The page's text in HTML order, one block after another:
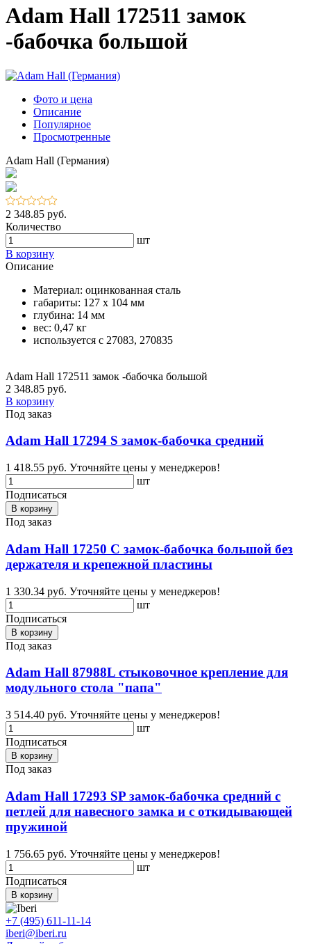
Adam Hall 172511 замок
-бабочка большой
Фото и цена
Описание
Популярное
Просмотренные
Adam Hall (Германия)
2 348.85 руб.
Количество
шт
В корзину
Описание
Материал: оцинкованная сталь
габариты: 127 x 104 мм
глубина: 14 мм
вес: 0,47 кг
используется с 27083, 270835
Adam Hall 172511 замок -бабочка большой
2 348.85 руб.
В корзину
Под заказ
Adam Hall 17294 S замок-бабочка средний
1 418.55 руб. Уточняйте цены у менеджеров!
шт
Подписаться
В корзину
Под заказ
Adam Hall 17250 C замок-бабочка большой без
держателя и крепежной пластины
1 330.34 руб. Уточняйте цены у менеджеров!
шт
Подписаться
В корзину
Под заказ
Adam Hall 87988L стыковочное крепление для
модульного стола "папа"
3 514.40 руб. Уточняйте цены у менеджеров!
шт
Подписаться
В корзину
Под заказ
Adam Hall 17293 SP замок-бабочка средний с
петлей для навесного замка и с откидывающей
пружиной
1 756.65 руб. Уточняйте цены у менеджеров!
шт
Подписаться
В корзину
+7 (495) 611-11-14
iberi@iberi.ru